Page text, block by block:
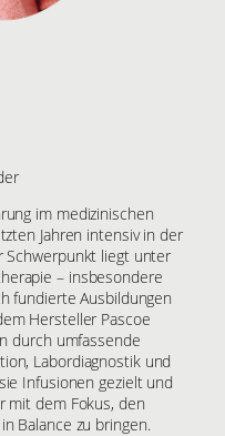
im medizinischen
Jahren intensiv in der
Schwerpunkt liegt unter
– insbesondere
fundierte Ausbildungen
Hersteller Pascoe
durch umfassende
Labordiagnostik und
Infusionen gezielt und
mit dem Fokus, den
Balance zu bringen.